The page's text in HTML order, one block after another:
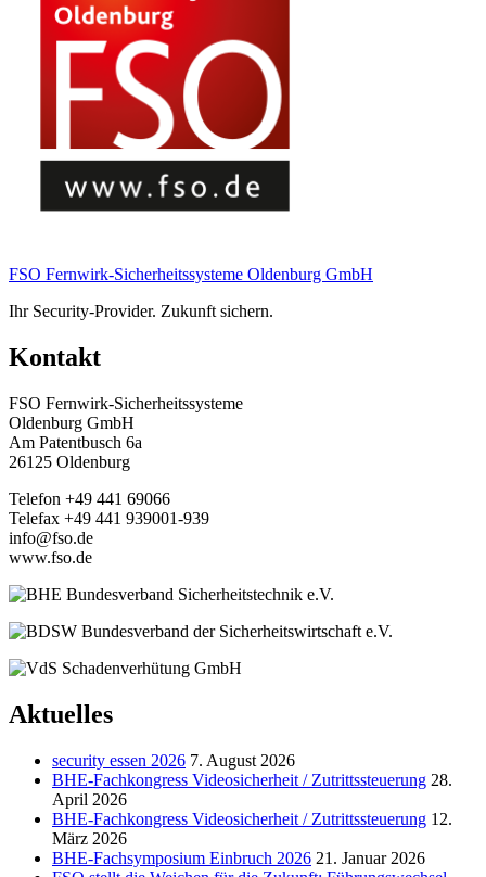
FSO Fernwirk-Sicherheitssysteme Oldenburg GmbH
Ihr Security-Provider. Zukunft sichern.
Kontakt
FSO Fernwirk-Sicherheitssysteme
Oldenburg GmbH
Am Patentbusch 6a
26125 Oldenburg
Telefon +49 441 69066
Telefax +49 441 939001-939
info@fso.de
www.fso.de
Aktuelles
security essen 2026 7. August 2026
BHE-Fachkongress Videosicherheit / Zutrittssteuerung 28.
April 2026
BHE-Fachkongress Videosicherheit / Zutrittssteuerung 12.
März 2026
BHE-Fachsymposium Einbruch 2026 21. Januar 2026